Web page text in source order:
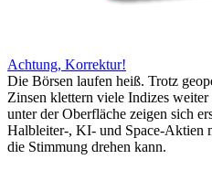
Achtung, Korrektur!
Die Börsen laufen heiß. Trotz
Zinsen klettern viele Indizes
unter der Oberfläche zeigen sich
Halbleiter-, KI- und Space-Aktien
die Stimmung drehen kann.